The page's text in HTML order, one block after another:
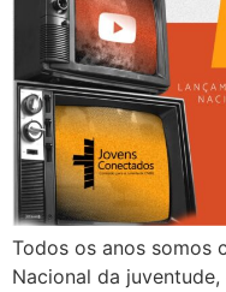
Todos os anos somos
Nacional da